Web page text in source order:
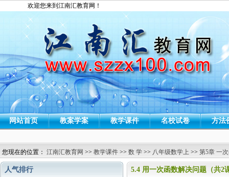
欢迎您来到江南汇教育网！
网站首页 教案学案 教学课件 名校试卷 方法
您现在的位置： 江南汇教育网 >> 教学课件 >> 数 学 >> 八年级数学上 >> 第5章 一
人气排行 5.4 用一次函数解决问题（共2